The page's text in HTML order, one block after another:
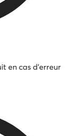
en cas d'erreur